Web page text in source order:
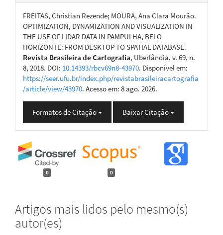
FREITAS, Christian Rezende; MOURA, Ana Clara Mourão.
OPTIMIZATION, DYNAMIZATION AND VISUALIZATION IN
THE USE OF LIDAR DATA IN PAMPULHA, BELO
HORIZONTE: FROM DESKTOP TO SPATIAL DATABASE.
Revista Brasileira de Cartografia, Uberlândia, v. 69, n.
8, 2018. DOI: 10.14393/rbcv69n8-43970. Disponível em:
https://seer.ufu.br/index.php/revistabrasileiracartografia
/article/view/43970. Acesso em: 8 ago. 2026.
Formatos de Citação Baixar Citação
0 0
Artigos mais lidos pelo mesmo(s)
autor(es)